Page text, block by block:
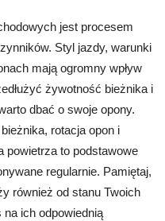
jest procesem
Styl jazdy, warunki
mają ogromny wpływ
żywotność bieżnika i
dbać o swoje opony.
rotacja opon i
powietrza to podstawowe
regularnie. Pamiętaj,
również od stanu Twoich
ich odpowiednią